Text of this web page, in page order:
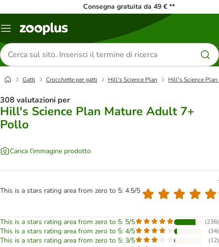
Consegna gratuita da 49 € **
Overview
Cerca
prodotti
Gatti Crocchette per gatti Hill's Science Plan Hill's Science
308 valutazioni per
Hill's Science Plan Mature Adult 7+
Pollo
Carica l'immagine prodotto
This is a stars rating area from zero to 5: 4.5/5
This is a stars rating area from zero to 5: 5/5 (236)
This is a stars rating area from zero to 5: 4/5 (34)
This is a stars rating area from zero to 5: 3/5 (12)